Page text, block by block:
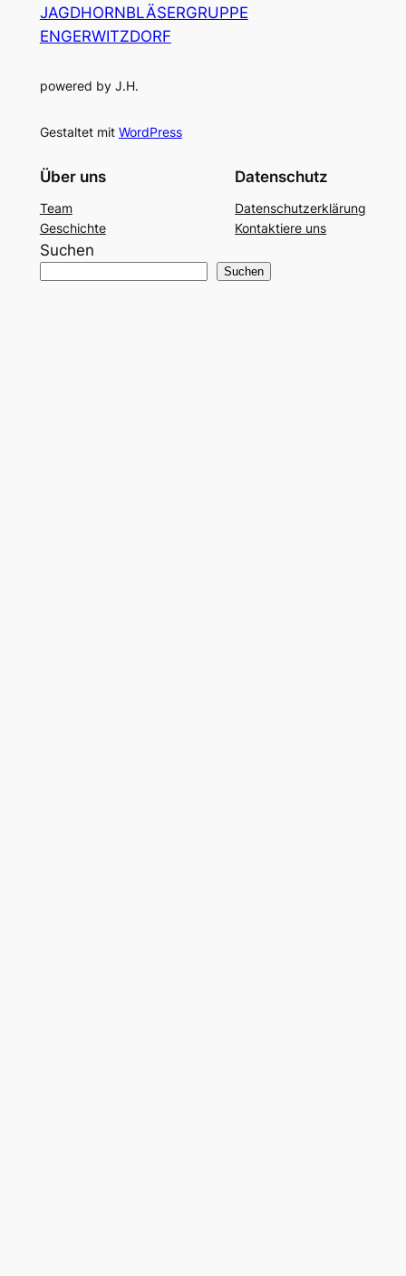
JAGDHORNBLÄSERGRUPPE
ENGERWITZDORF
powered by J.H.
Gestaltet mit WordPress
Über uns
Team
Geschichte
Datenschutz
Datenschutzerklärung
Kontaktiere uns
Suchen
Suchen